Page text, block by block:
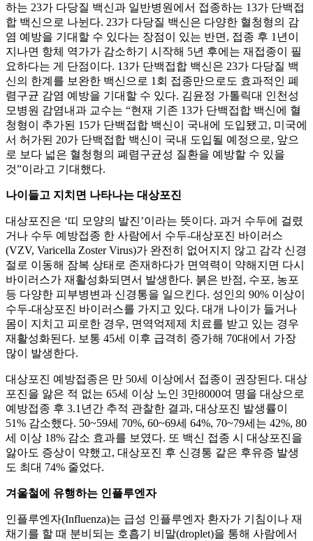
하는 23가 다당질 백신과 일반병원에서 접종하는 13가 단백접
합 백신으로 나뉜다. 23가 다당질 백신은 다양한 혈청형의 감
염 예방을 기대할 수 있다는 장점이 있는 반면, 접종 후 1년이
지나면 항체 역가가 감소하기 시작해 5년 후에는 재접종이 필
요하다는 게 단점이다. 13가 단백접합 백신은 23가 다당질 백
신의 한계를 보완한 백신으로 1회 접종만으로도 효과적인 폐
렴구균 감염 예방을 기대할 수 있다. 김윤정 가톨릭대 인천성
모병원 감염내과 교수는 “현재 기존 13가 단백접합 백신에 혈
청형이 추가된 15가 단백접합 백신이 국내에 도입됐고, 미국에
서 허가된 20가 단백접합 백신이 국내 도입될 예정으로, 앞으
로 보다 넓은 혈청형의 폐렴구균성 질환을 예방할 수 있을
것”이라고 기대했다.
나이들고 지치면 나타나는 대상포진
대상포진은 ‘띠 모양의 발진’이라는 뜻이다. 과거 수두에 걸렸
거나 수두 예방접종 한 사람에서 수두-대상포진 바이러스
(VZV, Varicella Zoster Virus)가 완전히 없어지지 않고 감각 신경
절로 이동해 잠복 상태로 존재하다가 면역력이 약해지면 다시
바이러스가 재활성화되면서 발생한다. 붉은 반점, 수포, 농포
등 다양한 피부병변과 신경통을 일으킨다. 성인의 90% 이상이
수두-대상포진 바이러스를 가지고 있다. 대개 나이가 들거나
몸이 지치고 피로한 경우, 면역억제제 치료를 받고 있는 경우
재활성화된다. 보통 45세 이후 급격히 증가해 70대에서 가장
많이 발생한다.
대상포진 예방접종은 만 50세 이상에서 접종이 권장된다. 대상
포진을 앓은 적 없는 65세 이상 노인 3만8000여 명을 대상으로
예방접종 후 3.1년간 추적 관찰한 결과, 대상포진 발생률이
51% 감소했다. 50~59세 70%, 60~69세 64%, 70~79세는 42%, 80
세 이상 18% 감소 효과를 보였다. 또 백신 접종 시 대상포진을
앓아도 증상이 약했고, 대상포진 후 신경통 같은 후유증 발생
도 최대 74% 줄었다.
겨울철에 유행하는 인플루엔자
인플루엔자(Influenza)는 급성 인플루엔자 환자가 기침이나 재
채기를 할 때 분비되는 호흡기 비말(droplet)을 통해 사람에서